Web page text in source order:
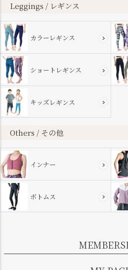
Leggings / レギンス
カラーレギンス
ショートレギンス
キッズレギンス
Others / その他
インナー
ボトムス